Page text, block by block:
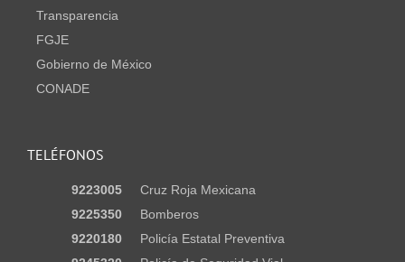
TELÉFONOS
9223005
Cruz Roja Mexicana
9225350
Bomberos
9220180
Policía Estatal Preventiva
Transparencia
FGJE
Gobierno de México
CONADE